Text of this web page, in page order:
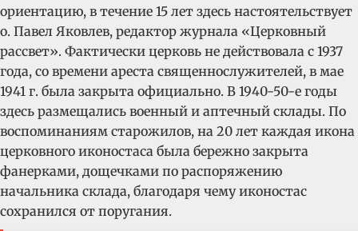
ориентацию, в течение 15 лет здесь настоятельствует
о. Павел Яковлев, редактор журнала «Церковный
рассвет». Фактически церковь не действовала с 1937
года, со времени ареста священнослужителей, в мае
1941 г. была закрыта официально. В 1940-50-е годы
здесь размещались военный и аптечный склады. По
воспоминаниям старожилов, на 20 лет каждая икона
церковного иконостаса была бережно закрыта
фанерками, дощечками по распоряжению
начальника склада, благодаря чему иконостас
сохранился от поругания.